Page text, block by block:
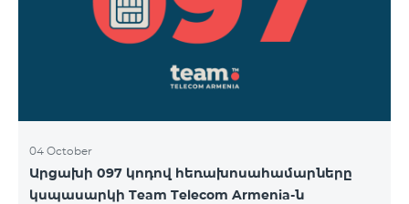
04 October
Արցախի 097 կոդով հեռախոսահամարները
կսպասարկի Team Telecom Armenia-ն